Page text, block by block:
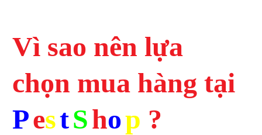
Vì sao nên lựa
chọn mua hàng tại
PestShop ?